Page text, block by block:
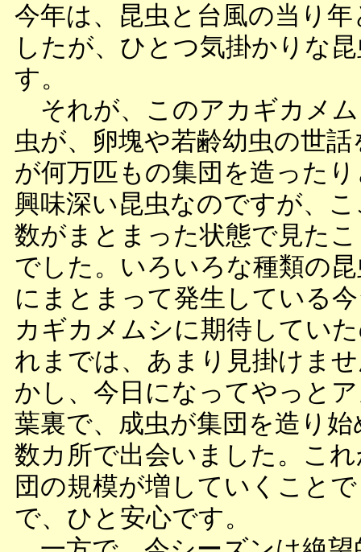
今年は、昆虫と台風の当り
したが、ひとつ気掛かりな
す。
それが、このアカギカメ
虫が、卵塊や若齢幼虫の世
が何万匹もの集団を造った
興味深い昆虫なのですが、
数がまとまった状態で見た
でした。いろいろな種類の
にまとまって発生している
カギカメムシに期待してい
れまでは、あまり見掛けま
かし、今日になってやっと
葉裏で、成虫が集団を造り
数カ所で出会いました。こ
団の規模が増していくこと
で、ひと安心です。